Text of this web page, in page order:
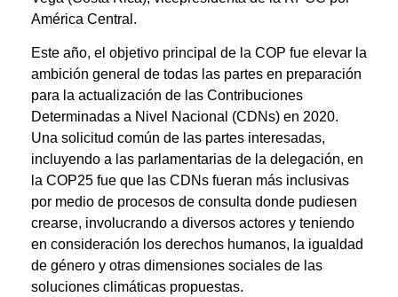
América Central.
Este año, el objetivo principal de la COP fue elevar la
ambición general de todas las partes en preparación
para la actualización de las Contribuciones
Determinadas a Nivel Nacional (CDNs) en 2020.
Una solicitud común de las partes interesadas,
incluyendo a las parlamentarias de la delegación, en
la COP25 fue que las CDNs fueran más inclusivas
por medio de procesos de consulta donde pudiesen
crearse, involucrando a diversos actores y teniendo
en consideración los derechos humanos, la igualdad
de género y otras dimensiones sociales de las
soluciones climáticas propuestas.